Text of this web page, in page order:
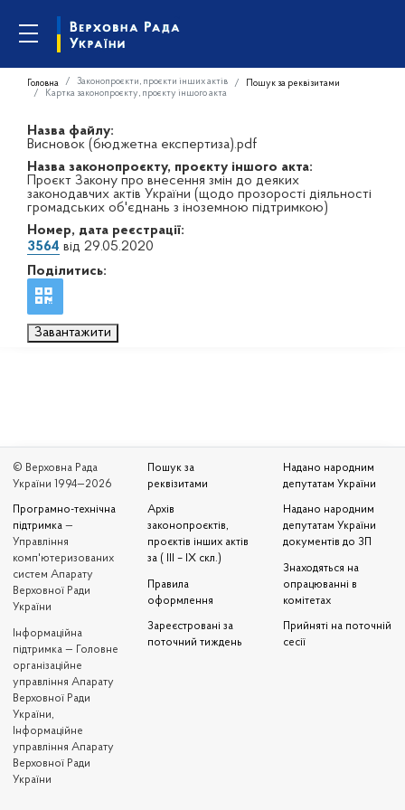
Головна Законопроєкти, проєкти інших актів
Пошук за реквізитами
Картка законопроєкту, проєкту іншого акта
Назва файлу:
Висновок (бюджетна експертиза).pdf
Назва законопроєкту, проєкту іншого акта:
Проєкт Закону про внесення змін до деяких
законодавчих актів України (щодо прозорості діяльності
громадських об'єднань з іноземною підтримкою)
Номер, дата реєстрації:
3564 від 29.05.2020
Поділитись:
Завантажити
© Верховна Рада
України 1994—2026
Програмно-технічна
підтримка —
Управління
комп'ютеризованих
систем Апарату
Верховної Ради
України
Iнформаційна
підтримка — Головне
організаційне
управління Апарату
Верховної Ради
України,
Інформаційне
управління Апарату
Верховної Ради
України
Пошук за
реквізитами
Архів
законопроєктів,
проєктів інших актів
за ( III – IX скл.)
Правила
оформлення
Зареєстровані за
поточний тиждень
Надано народним
депутатам України
Надано народним
депутатам України
документів до ЗП
Знаходяться на
опрацюванні в
комітетах
Прийняті на поточній
сесії